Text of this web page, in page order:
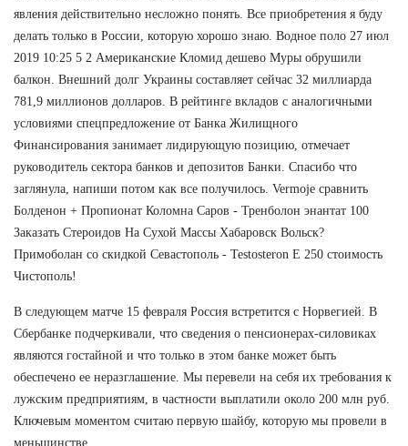
явления действительно несложно понять. Все приобретения я буду
делать только в России, которую хорошо знаю. Водное поло 27 июл
2019 10:25 5 2 Американские Кломид дешево Муры обрушили
балкон. Внешний долг Украины составляет сейчас 32 миллиарда
781,9 миллионов долларов. В рейтинге вкладов с аналогичными
условиями спецпредложение от Банка Жилищного
Финансирования занимает лидирующую позицию, отмечает
руководитель сектора банков и депозитов Банки. Спасибо что
заглянула, напиши потом как все получилось. Vermoje сравнить
Болденон + Пропионат Коломна Саров - Тренболон энантат 100
Заказать Стероидов На Сухой Массы Хабаровск Вольск?
Примоболан со скидкой Севастополь - Testosteron E 250 стоимость
Чистополь!
В следующем матче 15 февраля Россия встретится с Норвегией. В
Сбербанке подчеркивали, что сведения о пенсионерах-силовиках
являются гостайной и что только в этом банке может быть
обеспечено ее неразглашение. Мы перевели на себя их требования к
лужским предприятиям, в частности выплатили около 200 млн руб.
Ключевым моментом считаю первую шайбу, которую мы провели в
меньшинстве.